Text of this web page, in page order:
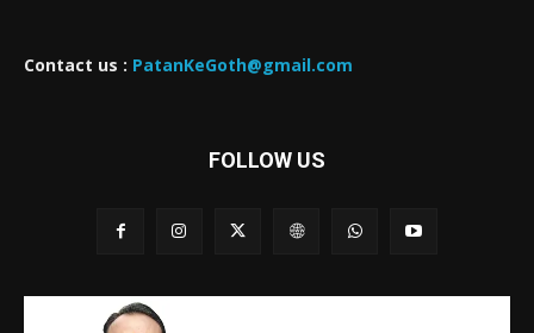
Contact us : PatanKeGoth@gmail.com
FOLLOW US